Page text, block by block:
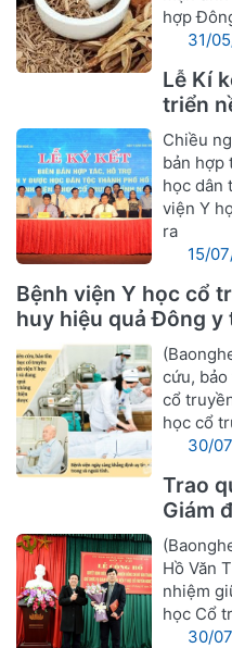
hợp
31/
Lễ Kí
triển
Nghệ
Chiều
bản hợp
học dân
viện Y
ra
15/
Bệnh viện Y học cổ
huy hiệu quả Đông
cứu,
cổ
học cổ
30/
Trao
Giám
truyền
Hồ Văn
nhiệm
học Cổ
30/